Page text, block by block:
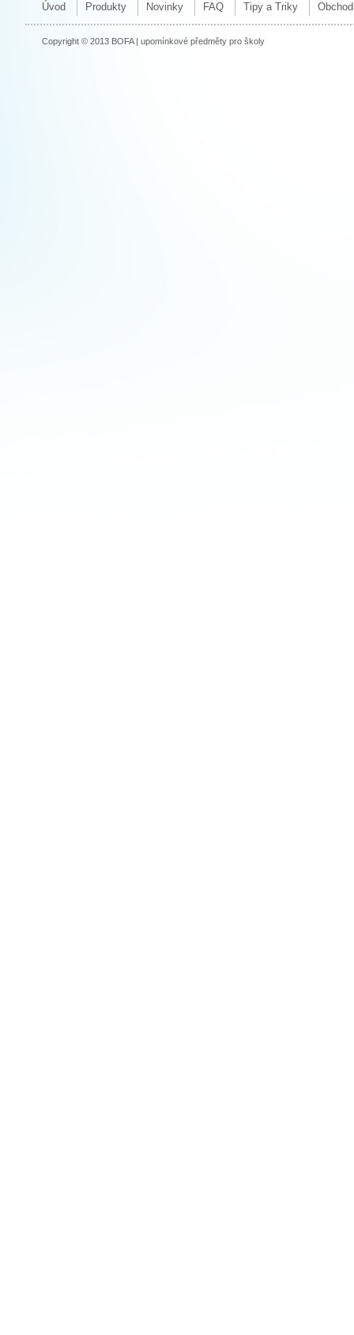
Úvod Produkty Novinky FAQ Tipy a Triky
Copyright © 2013 BOFA | upomínkové předměty pro školy